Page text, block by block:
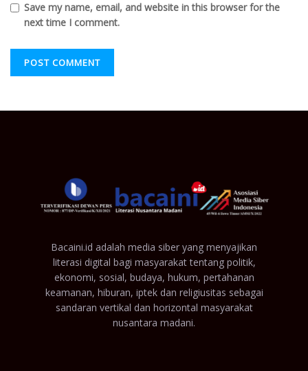
Save my name, email, and website in this browser for the
next time I comment.
Bacaini.id adalah media siber yang menyajikan
literasi digital bagi masyarakat tentang politik,
ekonomi, sosial, budaya, hukum, pertahanan
keamanan, hiburan, iptek dan religiusitas sebagai
sandaran vertikal dan horizontal masyarakat
nusantara madani.